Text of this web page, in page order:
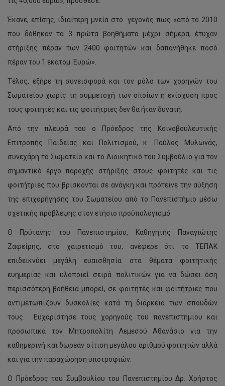
Έκανε, επίσης, ιδιαίτερη μνεία στο γεγονός πως «από το 2010
που δόθηκαν τα 3 πρώτα βοηθήματα μέχρι σήμερα, έτυχαν
στήριξης πέραν των 2400 φοιτητών και δαπανήθηκε ποσό
πέραν του 1 εκατομ. Ευρώ».
Τέλος, εξήρε τη συνεισφορά και τον ρόλο των χορηγών του
Σωματείου χωρίς τη συμμετοχή των οποίων η ενίσχυση προς
τους φοιτητές και τις φοιτήτριες δεν θα ήταν δυνατή.
Από την πλευρά του ο Πρόεδρος της Κοινοβουλευτικής
Επιτροπής Παιδείας και Πολιτισμού, κ. Παύλος Μυλωνάς,
συνεχάρη το Σωματείο και το Διοικητικό του Συμβούλιο για τον
σημαντικό έργο παροχής στήριξης στους φοιτητές και τις
φοιτήτριες που βρίσκονται σε ανάγκη και πρότεινε την αύξηση
της επιχορήγησης του Σωματείου από το Πανεπιστήμιο μέσω
σχετικής πρόβλεψης στον ετήσιο προϋπολογισμό.
Ο Πρύτανης του Πανεπιστημίου, Καθηγητής Παναγιώτης
Ζαφείρης, στο χαιρετισμό του, ανέφερε ότι το ΤΕΠΑΚ
επιδεικνύει μεγάλη ευαισθησία στα θέματα φοιτητικής
ευημερίας και υλοποιεί σειρά πολιτικών για να δώσει όση
περισσότερη βοήθεια μπορεί, σε φοιτητές και φοιτήτριες που
αντιμετωπίζουν δυσκολίες κατά τη διάρκεια των σπουδών
τους. Ευχαρίστησε τους χορηγούς του πανεπιστημίου και
προσωπικά τον Μητροπολίτη Λεμεσού Αθανάσιο για την
καθημερινή και δωρεάν σίτιση μεγάλου αριθμού φοιτητών αλλά
και για την παραχώρηση υποτροφιών.
Ο Πρόεδρος του Συμβουλίου του Πανεπιστημίου Δρ. Χρήστος